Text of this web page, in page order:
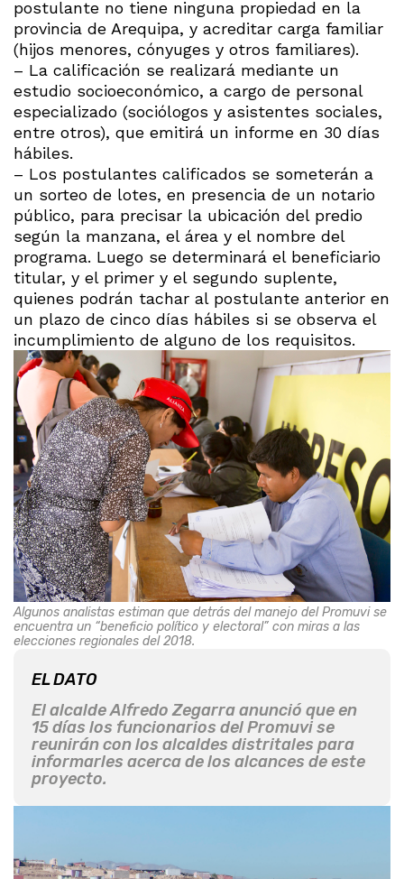
postulante no tiene ninguna propiedad en la
provincia de Arequipa, y acreditar carga familiar
(hijos menores, cónyuges y otros familiares).
– La calificación se realizará mediante un
estudio socioeconómico, a cargo de personal
especializado (sociólogos y asistentes sociales,
entre otros), que emitirá un informe en 30 días
hábiles.
– Los postulantes calificados se someterán a
un sorteo de lotes, en presencia de un notario
público, para precisar la ubicación del predio
según la manzana, el área y el nombre del
programa. Luego se determinará el beneficiario
titular, y el primer y el segundo suplente,
quienes podrán tachar al postulante anterior en
un plazo de cinco días hábiles si se observa el
incumplimiento de alguno de los requisitos.
Algunos analistas estiman que detrás del manejo del Promuvi se
encuentra un “beneficio político y electoral” con miras a las
elecciones regionales del 2018.
EL DATO
El alcalde Alfredo Zegarra anunció que en
15 días los funcionarios del Promuvi se
reunirán con los alcaldes distritales para
informarles acerca de los alcances de este
proyecto.